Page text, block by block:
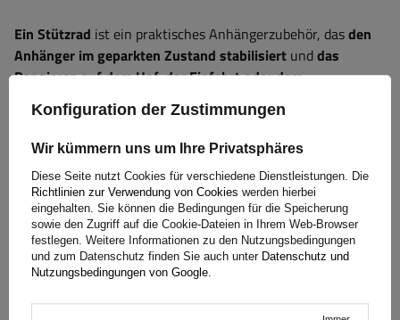
Ein Stützrad ist ein praktisches Anhängerzubehör, dasden
Anhänger im geparkten Zustand stabilisiert unddas
Rangieren auf dem Hof, der Einfahrt oder dem
Campingplatz erleichtert
. Es ermöglicht ein bequemes An-
und Abkuppeln des Anhängers an die Deichsel sowie ein
präzises Positionieren. Stützräder dienen der Stabilisierung
sie sind nicht zum Anheben eines
beladenen Anhängers geeignet. Sie sind die ideale Lösung
fürLastenanhänger, Bootsanhänger und Wohnwagen
erhöhen Komfort und Sicherheit.
Konfiguration der Zustimmungen
Wir kümmern uns um Ihre Privatsphäres
Diese Seite nutzt Cookies für verschiedene Dienstleistungen. Die
Richtlinien zur Verwendung von Cookies werden hierbei
eingehalten. Sie können die Bedingungen für die Speicherung
sowie den Zugriff auf die Cookie-Dateien in Ihrem Web-Browser
festlegen. Weitere Informationen zu den Nutzungsbedingungen
und zum Datenschutz finden Sie auch unter Datenschutz und
Nutzungsbedingungen von Google.